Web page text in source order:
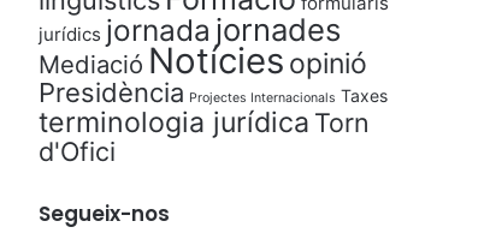
jurídics jornada jornades
Mediació Notícies opinió
Presidència Projectes Internacionals Taxes
terminologia jurídica Torn
d'Ofici
Segueix-nos